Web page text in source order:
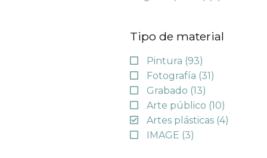
Tipo de material
Pintura (93)
Fotografía (31)
Grabado (13)
Arte público (10)
Artes plásticas (4)
IMAGE (3)